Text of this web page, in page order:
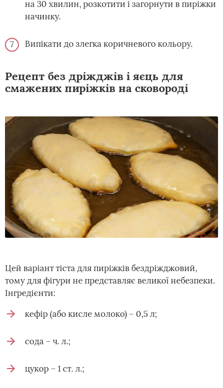
на 30 хвилин, розкотити і загорнути в пиріжки
начинку.
Випікати до злегка коричневого кольору.
Рецепт без дріжджів і яєць для
смажених пиріжків на сковороді
Цей варіант тіста для пиріжків бездріжджовий,
тому для фігури не представляє великої небезпеки.
Інгредієнти:
кефір (або кисле молоко) – 0,5 л;
сода – ч. л.;
цукор – 1 ст. л.;